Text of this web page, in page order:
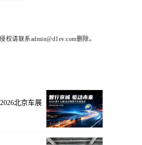
请联系admin@d1ev.com删除。
北京车展